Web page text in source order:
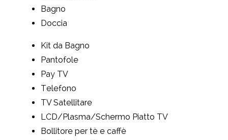
Bagno
Doccia
Kit da Bagno
Pantofole
Pay TV
Telefono
TV Satellitare
LCD/Plasma/Schermo Piatto TV
Bollitore per tè e caffè